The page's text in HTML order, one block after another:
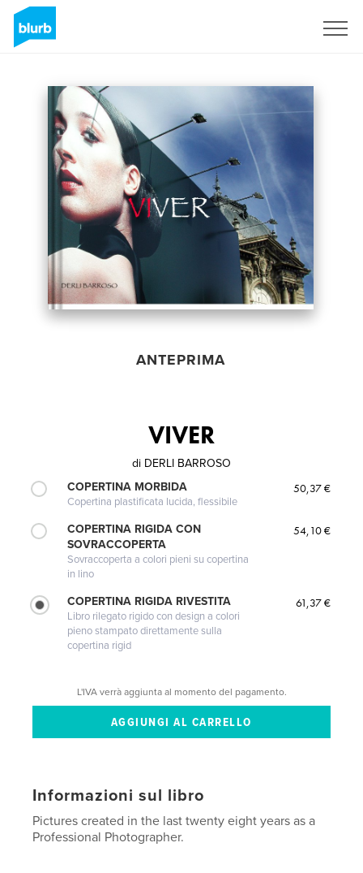
ANTEPRIMA
VIVER
di DERLI BARROSO
COPERTINA MORBIDA
Copertina plastificata lucida, flessibile
50,37 €
COPERTINA RIGIDA CON
SOVRACCOPERTA
Sovraccoperta a colori pieni su copertina
in lino
54,10 €
COPERTINA RIGIDA RIVESTITA
Libro rilegato rigido con design a colori
pieno stampato direttamente sulla
copertina rigid
61,37 €
L'IVA verrà aggiunta al momento del pagamento.
Informazioni sul libro
Pictures created in the last twenty eight years as a
Professional Photographer.